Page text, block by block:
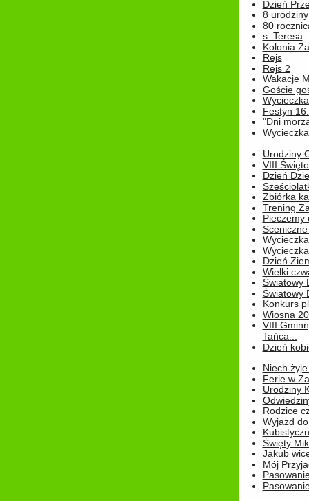
Dzień
8
80
s. Teresa
Kolonia
Rejs
Rejs 2
Wakacje
Goście
Festyn
"Dni
Urodziny
VIII
Dzień
Zbiórka
Trening
Pieczemy
Dzień
Wielki
Światowy
Światowy
Konkurs
Wiosna
VIII
Tańca...
Dzień
Niech
Ferie w
Urodziny
Rodzice
Wyjazd
Święty
Jakub
Mój